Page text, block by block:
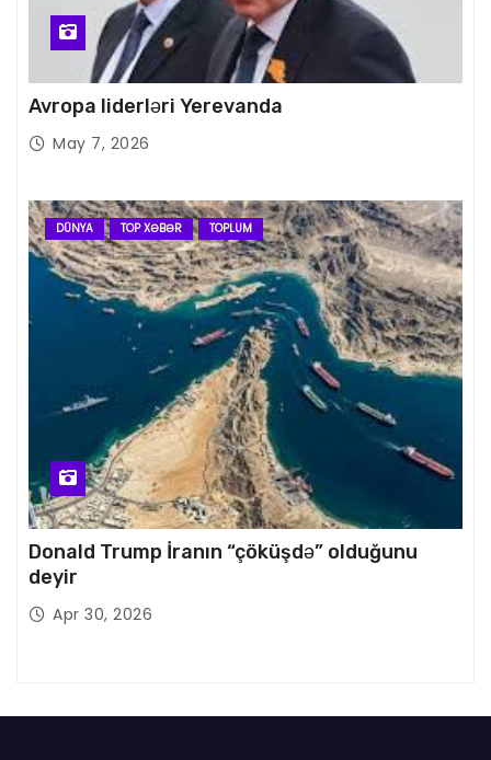
Avropa liderləri Yerevanda
May 7, 2026
DÜNYA TOP XƏBƏR TOPLUM
Donald Trump İranın “çöküşdə” olduğunu
deyir
Apr 30, 2026